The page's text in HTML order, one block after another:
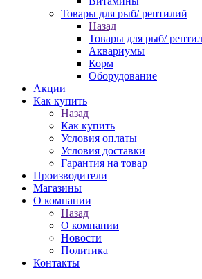
Товары для рыб/ рептилий
Назад
Товары для рыб/
Аквариумы
Корм
Оборудование
Акции
Как купить
Назад
Как купить
Условия оплаты
Условия доставки
Гарантия на товар
Производители
Магазины
О компании
Назад
О компании
Новости
Политика
Контакты